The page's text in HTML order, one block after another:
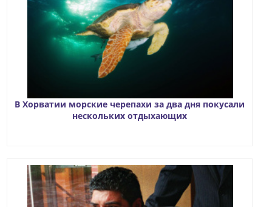
В Хорватии морские черепахи за два дня покусали
нескольких отдыхающих